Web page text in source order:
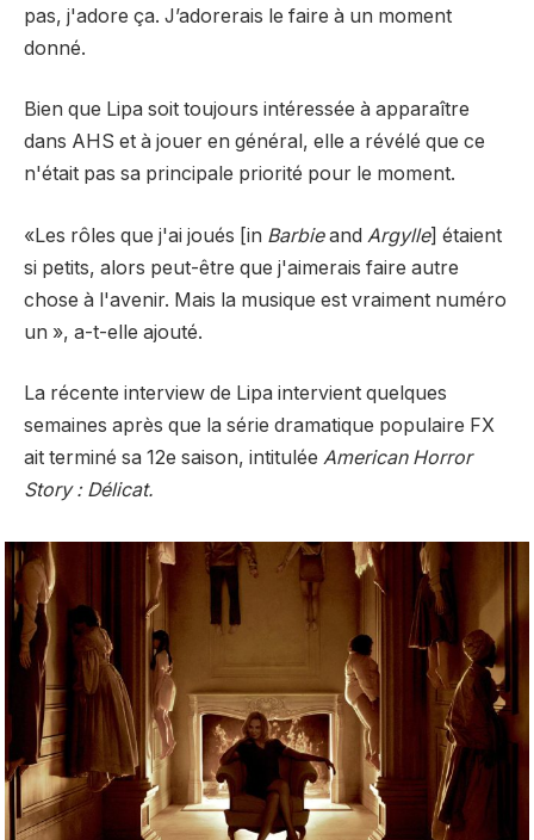
pas, j'adore ça. J’adorerais le faire à un moment
donné.
Bien que Lipa soit toujours intéressée à apparaître
dans AHS et à jouer en général, elle a révélé que ce
n'était pas sa principale priorité pour le moment.
«Les rôles que j'ai joués [in Barbieand Argylle] étaient
si petits, alors peut-être que j'aimerais faire autre
chose à l'avenir. Mais la musique est vraiment numéro
un », a-t-elle ajouté.
La récente interview de Lipa intervient quelques
semaines après que la série dramatique populaire FX
ait terminé sa 12e saison, intitulée American Horror
Story : Délicat.